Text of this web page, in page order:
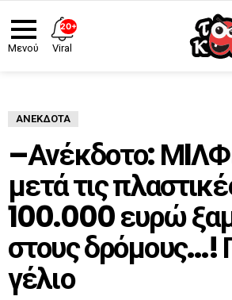
Μενού
ΑΝΈΚΔΟΤΑ
–Ανέκδοτο:
μετά τις
100.000 ευρώ
στους δρόμους…!
γέλιο
20+
Viral